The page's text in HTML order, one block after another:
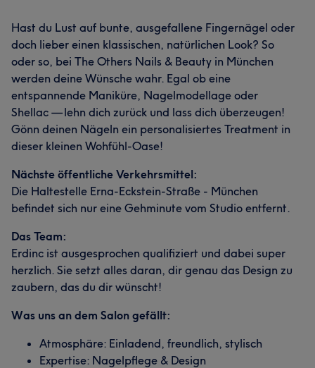
Hast du Lust auf bunte, ausgefallene Fingernägel oder
doch lieber einen klassischen, natürlichen Look? So
oder so, bei The Others Nails & Beauty in München
werden deine Wünsche wahr. Egal ob eine
entspannende Maniküre, Nagelmodellage oder
Shellac — lehn dich zurück und lass dich überzeugen!
Gönn deinen Nägeln ein personalisiertes Treatment in
dieser kleinen Wohfühl-Oase!
Nächste öffentliche Verkehrsmittel:
Die Haltestelle Erna-Eckstein-Straße - München
befindet sich nur eine Gehminute vom Studio entfernt.
Das Team:
Erdinc ist ausgesprochen qualifiziert und dabei super
herzlich. Sie setzt alles daran, dir genau das Design zu
zaubern, das du dir wünscht!
Was uns an dem Salon gefällt:
Atmosphäre: Einladend, freundlich, stylisch
Expertise: Nagelpflege & Design